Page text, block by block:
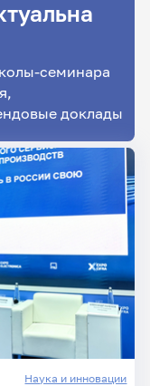
семинара
доклады
Наука и инновации